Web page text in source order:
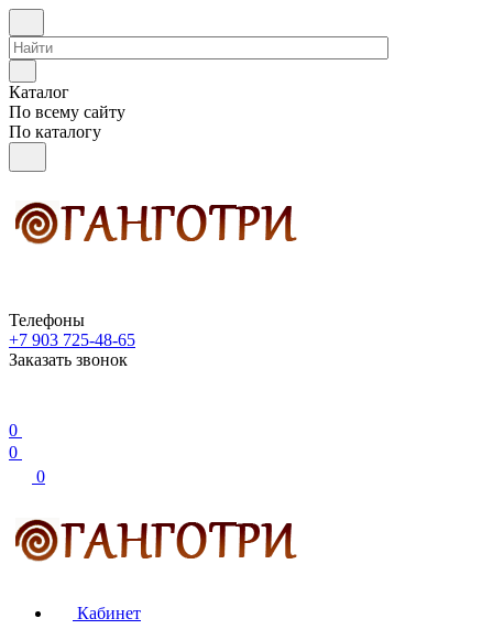
Каталог
По всему сайту
По каталогу
Телефоны
+7 903 725-48-65
Заказать звонок
0
0
0
Кабинет